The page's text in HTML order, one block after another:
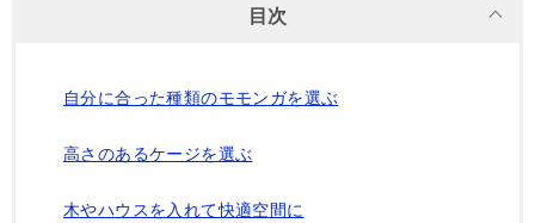
目次
自分に合った種類のモモンガを選ぶ
高さのあるケージを選ぶ
木やハウスを入れて快適空間に